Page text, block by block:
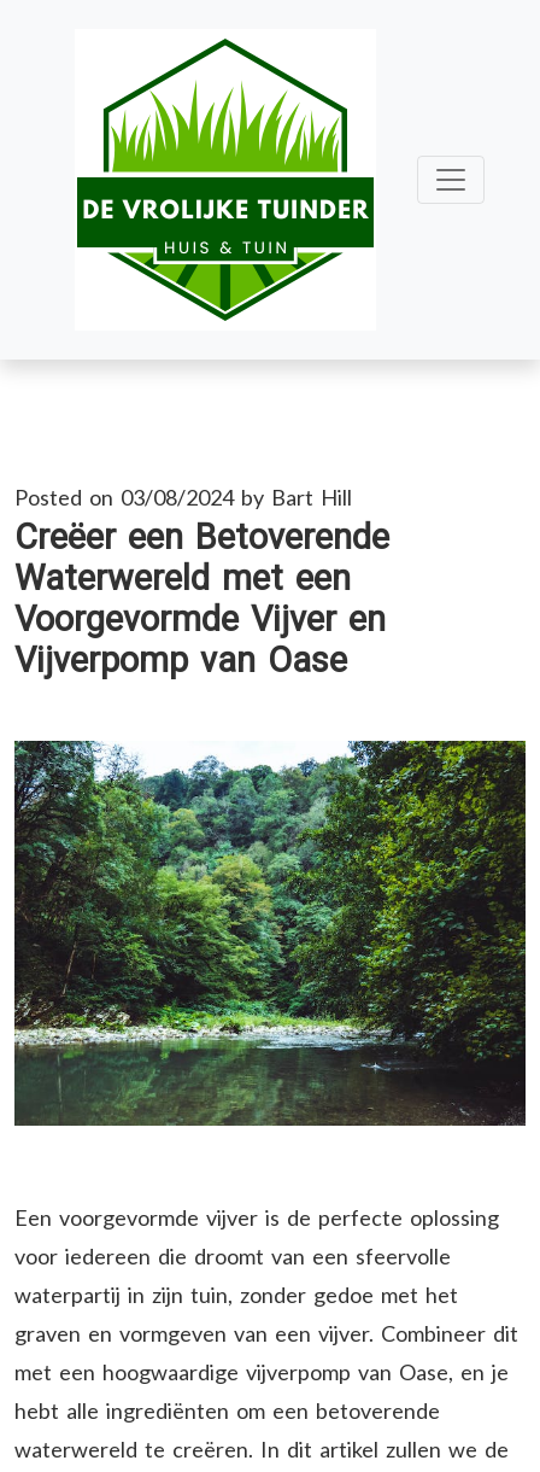
Posted on 03/08/2024by Bart Hill
Creëer een Betoverende
Waterwereld met een
Voorgevormde Vijver en
Vijverpomp van Oase
Een voorgevormde vijver is de perfecte oplossing
voor iedereen die droomt van een sfeervolle
waterpartij in zijn tuin, zonder gedoe met het
graven en vormgeven van een vijver. Combineer dit
met een hoogwaardige vijverpomp van Oase, en je
hebt alle ingrediënten om een betoverende
waterwereld te creëren. In dit artikel zullen we de